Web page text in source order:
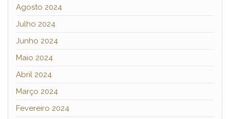
Agosto 2024
Julho 2024
Junho 2024
Maio 2024
Abril 2024
Março 2024
Fevereiro 2024